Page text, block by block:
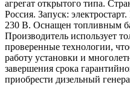
агрегат открытого типа.
Россия. Запуск:
230 В. Оснащен топливным
Производитель использует
проверенные технологии,
работу установки и
завершения срока
приобрести дизельный